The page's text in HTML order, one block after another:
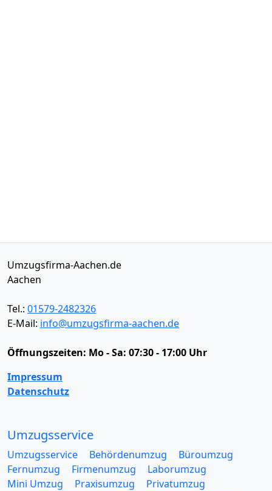
Umzugsfirma-Aachen.de
Aachen
Tel.: 01579-2482326
E-Mail: info@umzugsfirma-aachen.de
Öffnungszeiten: Mo - Sa: 07:30 - 17:00 Uhr
Impressum
Datenschutz
Umzugsservice
Umzugsservice Behördenumzug
Büroumzug
Fernumzug
Firmenumzug
Laborumzug
Mini Umzug
Praxisumzug
Privatumzug